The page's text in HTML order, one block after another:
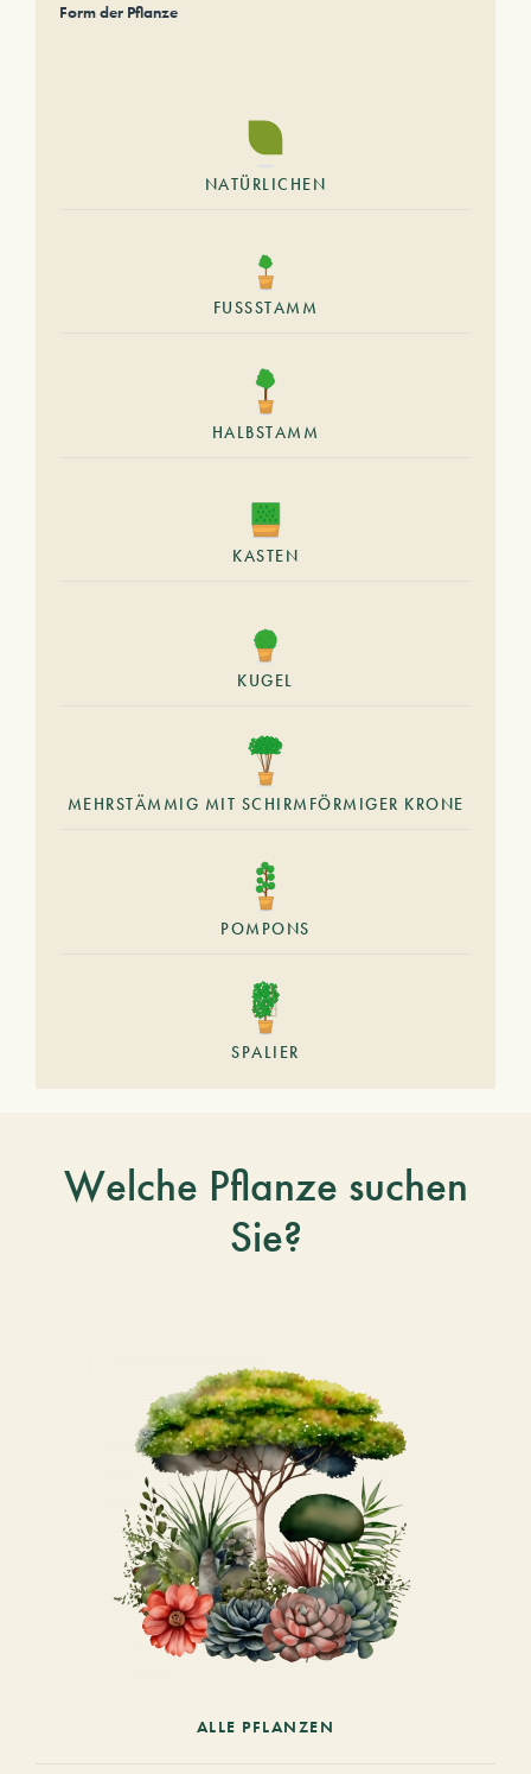
Form der Pflanze
NATÜRLICHEN
FUSSSTAMM
HALBSTAMM
KASTEN
KUGEL
MEHRSTÄMMIG MIT SCHIRMFÖRMIGER KRONE
POMPONS
SPALIER
Welche Pflanze suchen
Sie?
ALLE PFLANZEN